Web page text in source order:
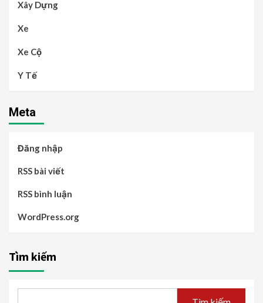
Xây Dựng
Xe
Xe Cộ
Y Tế
Meta
Đăng nhập
RSS bài viết
RSS bình luận
WordPress.org
Tìm kiếm